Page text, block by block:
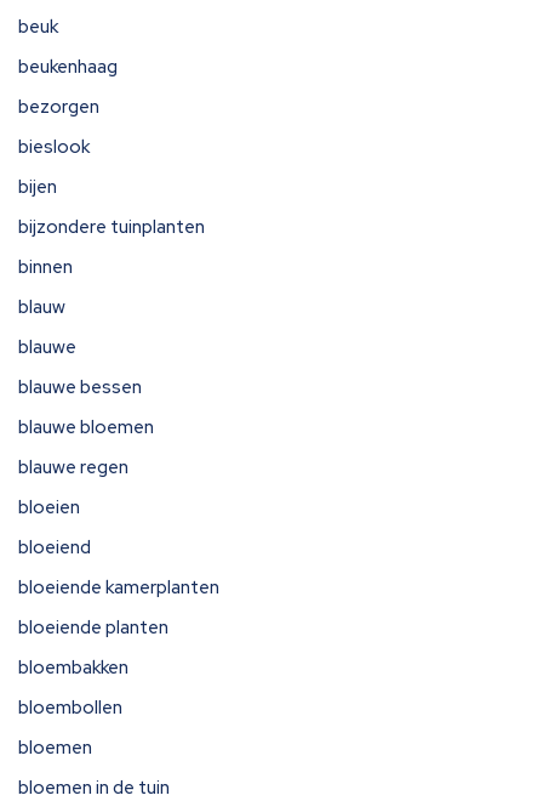
beuk
beukenhaag
bezorgen
bieslook
bijen
bijzondere tuinplanten
binnen
blauw
blauwe
blauwe bessen
blauwe bloemen
blauwe regen
bloeien
bloeiend
bloeiende kamerplanten
bloeiende planten
bloembakken
bloembollen
bloemen
bloemen in de tuin